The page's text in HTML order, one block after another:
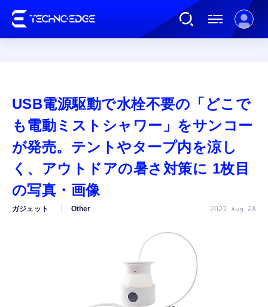
AI
ガジェット
公式ストア
FOLLOW US
USB電源駆動で水栓不要の「どこで
も電動ミストシャワー」をサンコー
が発売。テントやタープ内を涼し
く、アウトドアの暑さ対策に 1枚目
の写真・画像
ガジェット Other 2023 Aug 28